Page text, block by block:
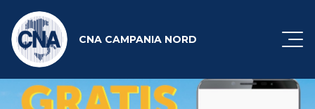
CNA CAMPANIA NORD